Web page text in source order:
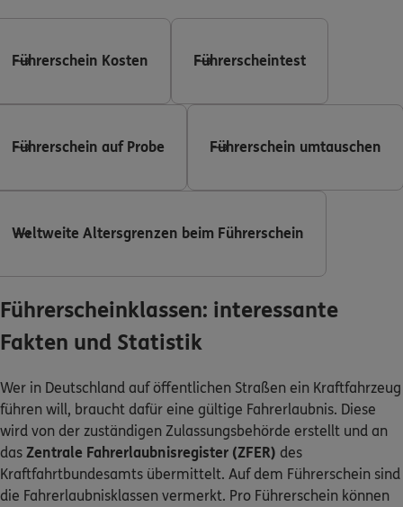
Mo–Sa 7–20 Uhr (gebührenfrei)
Führerschein Kosten Führerscheintest
Führerschein auf Probe Führerschein umtauschen
Weltweite Altersgrenzen beim Führerschein
Führerscheinklassen: interessante
Fakten und Statistik
Wer in Deutschland auf öffentlichen Straßen ein Kraftfahrzeug
führen will, braucht dafür eine gültige Fahrerlaubnis. Diese
wird von der zuständigen Zulassungsbehörde erstellt und an
das Zentrale Fahrerlaubnisregister (ZFER) des
Kraftfahrtbundesamts übermittelt. Auf dem Führerschein sind
die Fahrerlaubnisklassen vermerkt. Pro Führerschein können